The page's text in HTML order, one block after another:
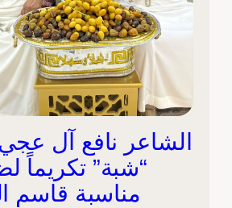
الشاعر نافع آل
“شبة” تكريماً
مناسبة قاسم